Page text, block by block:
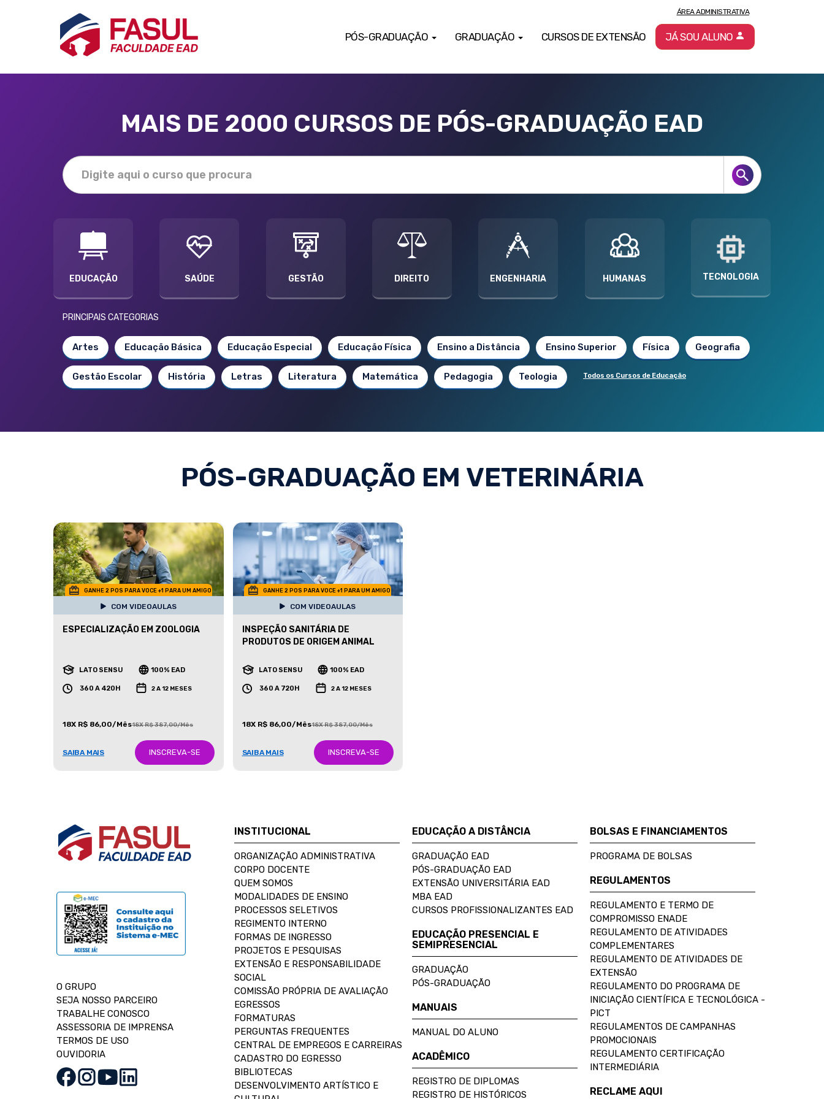
PÓS-GRADUAÇÃO GRADUAÇÃO CURSOS DE EXTENSÃO
ÁREA ADMINISTRATIVA
JÁ SOU ALUNO
MAIS DE 2000 CURSOS DE PÓS-GRADUAÇÃO EAD
EDUCAÇÃO SAÚDE GESTÃO DIREITO ENGENHARIA HUMANAS TECNOLOGIA
PRINCIPAIS CATEGORIAS
Artes Educação Básica Educação Especial Educação Física Ensino a Distância Ensino Superior Física Geografia
Gestão Escolar História Letras Literatura Matemática Pedagogia Teologia Todos os Cursos de Educação
PÓS-GRADUAÇÃO EM VETERINÁRIA
GANHE 2 POS PARA VOCE +1 PARA UM AMIGO
COM VIDEOAULAS
ESPECIALIZAÇÃO EM ZOOLOGIA
LATO SENSU 100% EAD
360 A 420H 2 A 12 MESES
18X R$ 86,00/Mês18X R$ 387,00/Mês
SAIBA MAIS INSCREVA-SE
GANHE 2 POS PARA VOCE +1 PARA UM AMIGO
COM VIDEOAULAS
INSPEÇÃO SANITÁRIA DE
PRODUTOS DE ORIGEM ANIMAL
LATO SENSU 100% EAD
360 A 720H 2 A 12 MESES
18X R$ 86,00/Mês18X R$ 387,00/Mês
SAIBA MAIS INSCREVA-SE
O GRUPO
SEJA NOSSO PARCEIRO
TRABALHE CONOSCO
ASSESSORIA DE IMPRENSA
TERMOS DE USO
OUVIDORIA
INSTITUCIONAL
ORGANIZAÇÃO ADMINISTRATIVA
CORPO DOCENTE
QUEM SOMOS
MODALIDADES DE ENSINO
PROCESSOS SELETIVOS
REGIMENTO INTERNO
FORMAS DE INGRESSO
PROJETOS E PESQUISAS
EXTENSÃO E RESPONSABILIDADE
SOCIAL
COMISSÃO PRÓPRIA DE AVALIAÇÃO
EGRESSOS
FORMATURAS
PERGUNTAS FREQUENTES
CENTRAL DE EMPREGOS E CARREIRAS
CADASTRO DO EGRESSO
BIBLIOTECAS
DESENVOLVIMENTO ARTÍSTICO E
EDUCAÇÃO A DISTÂNCIA
GRADUAÇÃO EAD
PÓS-GRADUAÇÃO EAD
EXTENSÃO UNIVERSITÁRIA EAD
MBA EAD
CURSOS PROFISSIONALIZANTES EAD
EDUCAÇÃO PRESENCIAL E
SEMIPRESENCIAL
GRADUAÇÃO
PÓS-GRADUAÇÃO
MANUAIS
MANUAL DO ALUNO
ACADÊMICO
REGISTRO DE DIPLOMAS
REGISTRO DE HISTÓRICOS
BOLSAS E FINANCIAMENTOS
PROGRAMA DE BOLSAS
REGULAMENTOS
REGULAMENTO E TERMO DE
COMPROMISSO ENADE
REGULAMENTO DE ATIVIDADES
COMPLEMENTARES
REGULAMENTO DE ATIVIDADES DE
EXTENSÃO
REGULAMENTO DO PROGRAMA DE
INICIAÇÃO CIENTÍFICA E TECNOLÓGICA -
PICT
REGULAMENTOS DE CAMPANHAS
PROMOCIONAIS
REGULAMENTO CERTIFICAÇÃO
INTERMEDIÁRIA
RECLAME AQUI